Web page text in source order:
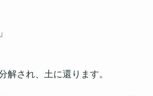
解され、土に還ります。